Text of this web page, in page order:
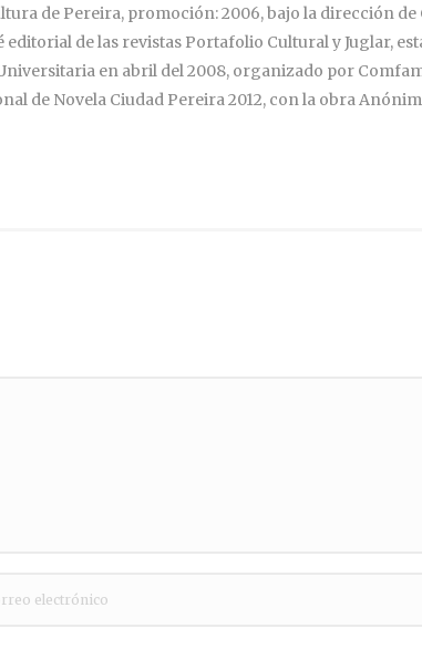
de Pereira, promoción: 2006, bajo la dirección de
de las revistas Portafolio Cultural y Juglar,
en abril del 2008, organizado por
de Novela Ciudad Pereira 2012, con la obra